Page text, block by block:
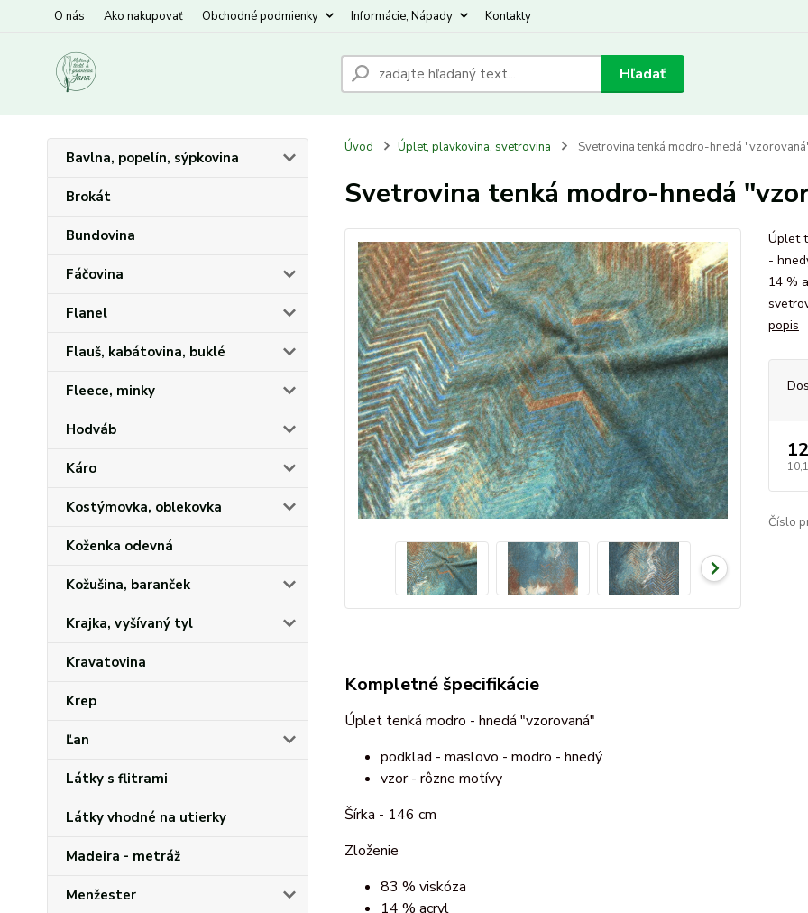
O nás Ako nakupovať Obchodné podmienky Informácie, Nápady Kontakty
Hľadať
Bavlna, popelín, sýpkovina
Brokát
Bundovina
Fáčovina
Flanel
Flauš, kabátovina, buklé
Fleece, minky
Hodváb
Káro
Kostýmovka, oblekovka
Koženka odevná
Kožušina, baranček
Krajka, vyšívaný tyl
Kravatovina
Krep
Ľan
Látky s flitrami
Látky vhodné na utierky
Madeira - metráž
Menžester
Úvod Úplet, plavkovina, svetrovina Svetrovina tenká modro-hnedá
Svetrovina tenká modro-hnedá
Úplet
-
14 %
popis
Číslo
Kompletné špecifikácie
Úplet tenká modro - hnedá "vzorovaná"
podklad - maslovo - modro - hnedý
vzor - rôzne motívy
Šírka - 146 cm
Zloženie
83 % viskóza
14 % acryl